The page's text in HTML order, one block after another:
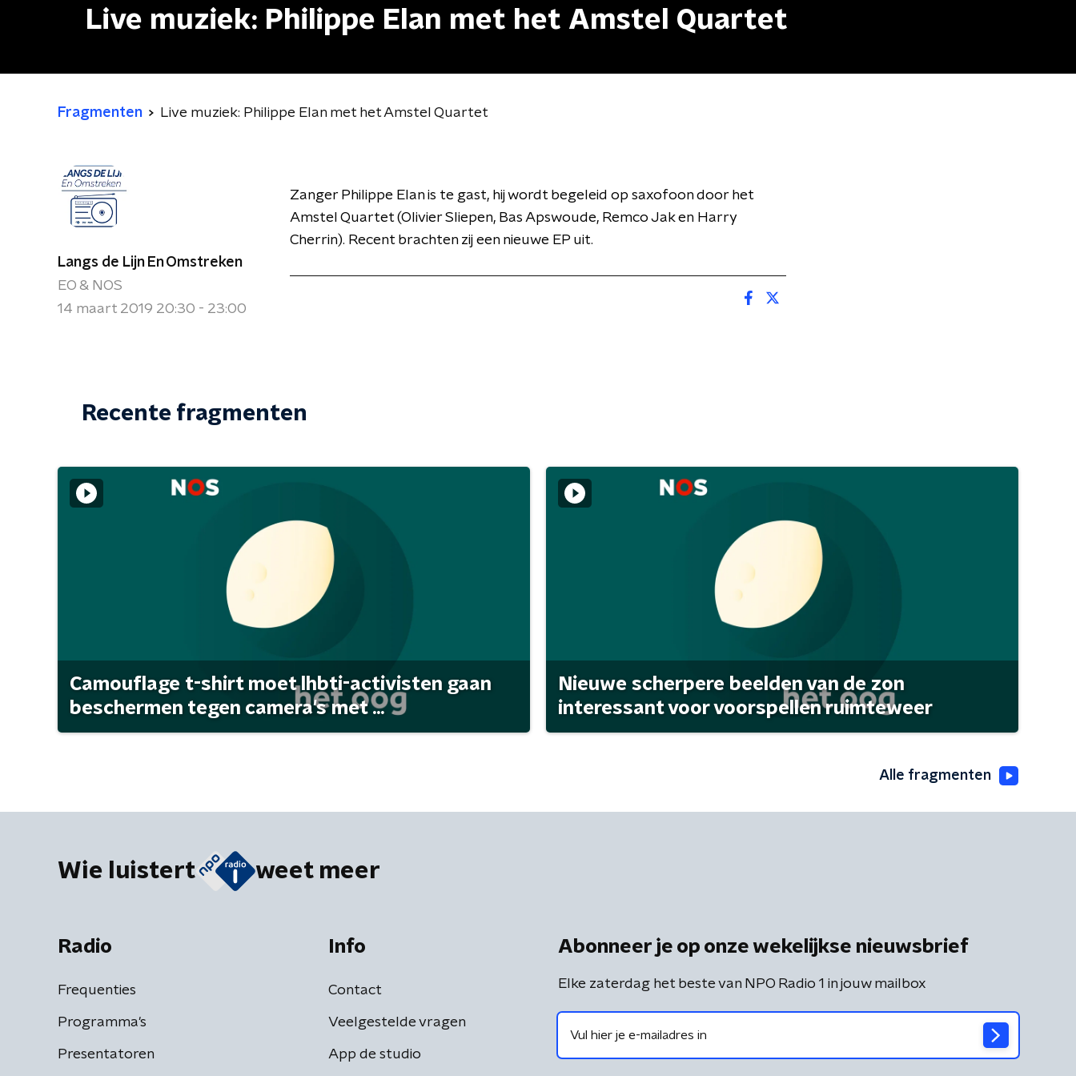
Live muziek: Philippe Elan met het Amstel Quartet
Fragmenten Live muziek: Philippe Elan met het Amstel Quartet
Langs de Lijn En Omstreken
EO & NOS
14 maart 2019 20:30 - 23:00
Zanger Philippe Elan is te gast, hij wordt begeleid op saxofoon door het
Amstel Quartet (Olivier Sliepen, Bas Apswoude, Remco Jak en Harry
Cherrin). Recent brachten zij een nieuwe EP uit.
Recente fragmenten
Camouflage t-shirt moet lhbti-activisten gaan
beschermen tegen camera's met ...
Nieuwe scherpere beelden van de zon
interessant voor voorspellen ruimteweer
Alle fragmenten
Wie luistert weet meer
Radio
Frequenties
Programma's
Presentatoren
Info
Contact
Veelgestelde vragen
App de studio
Abonneer je op onze wekelijkse nieuwsbrief
Elke zaterdag het beste van NPO Radio 1 in jouw mailbox